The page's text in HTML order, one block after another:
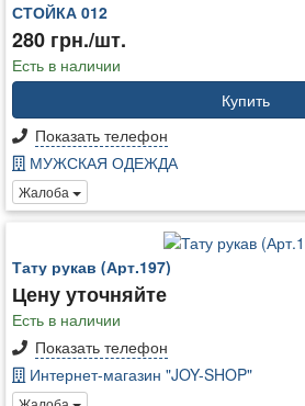
СТОЙКА 012
280 грн./шт.
Есть в наличии
Купить
Показать телефон
МУЖСКАЯ ОДЕЖДА
Жалоба
Тату рукав (Арт.197)
Цену уточняйте
Есть в наличии
Показать телефон
Интернет-магазин "JOY-SHOP"